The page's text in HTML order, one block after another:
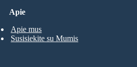
Apie
Apie mus
Susisiekite su Mumis